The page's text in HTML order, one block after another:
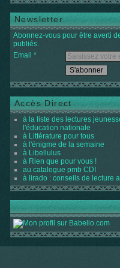
Newsletter
Abonnez-vous pour être averti
publiés.
Email
Accès Direct
à la liste des lectures
l'éducation nationale
à Littérature pour tous
à l'énigme de la semaine
à Libellulus
à Rien que pour vous !
au catalogue pmb CDI
à lirado : conseils de lecture